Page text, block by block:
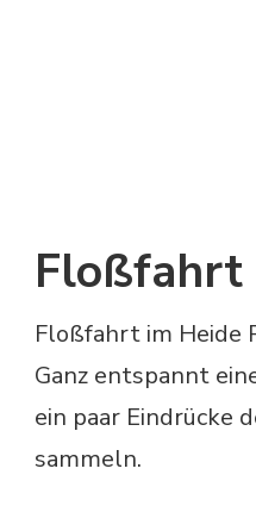
Floßfahrt
Floßfahrt im Heide
Ganz entspannt
ein paar Eindrücke
sammeln.